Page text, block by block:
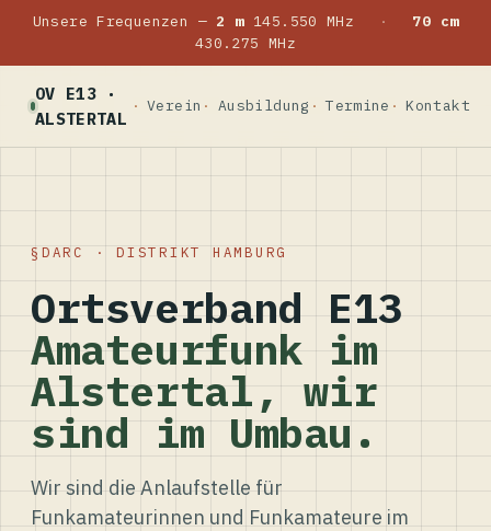
Unsere Frequenzen — 2 m145.550 MHz ·
70 cm
430.275 MHz
OV E13 ·
ALSTERTAL
Verein Ausbildung Termine Kontakt
DARC · DISTRIKT HAMBURG
Ortsverband E13
Amateurfunk im
Alstertal, wir
sind im Umbau.
Wir sind die Anlaufstelle für
Funkamateurinnen und Funkamateure im